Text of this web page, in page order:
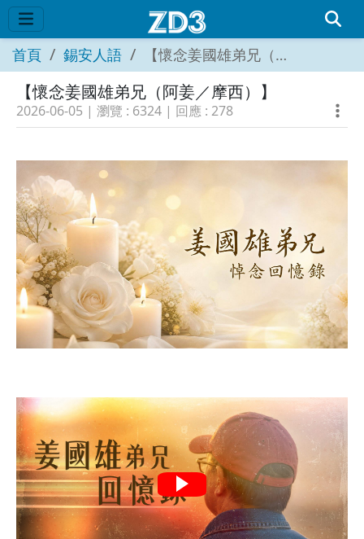
首頁 錫安人語 【懷念姜國雄弟兄（阿姜／摩西）】
【懷念姜國雄弟兄（阿姜／摩西）】
2026-06-05 | 瀏覽 : 6324 | 回應 : 278